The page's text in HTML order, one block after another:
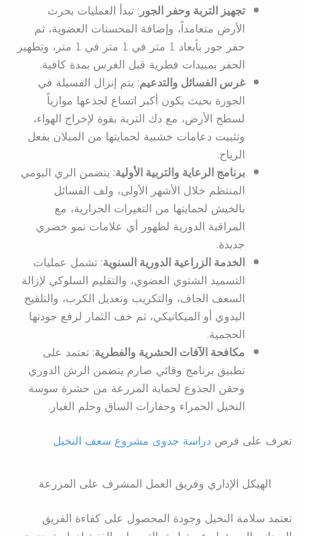
تجهيز التربة وحفر الجور: تبدأ العمليات بحرث
الأرض متعامداً، وإضافة المحسنات العضوية، ثم
حفر جور بأبعاد 1 متر في 1 متر في 1 متر، وتطهير
الحفر بمبيدات فطرية قبل الغرس بمدة كافية.
غرس الفسائل والتدعيم: يتم إنزال الفسيلة في
الجورة بحيث يكون أكبر اتساع لجذعها موازياً
لسطح الأرض، مع دك التربة بقوة لإخراج الهواء،
وتثبيت دعامات خشبية لحمايتها من الميلان بفعل
الرياح.
برنامج الرعاية والتربية الأولية: يتضمن الري اليومي
المنتظم خلال الأشهر الأولى، ولف الفسائل
بالخيش لحمايتها من التغيرات الحرارية، مع
المراقبة الدورية لظهور أي علامات نمو خضري
جديدة.
الخدمة الزراعية الدورية السنوية: تشمل عمليات
التسميد الشتوي العضوي، والتقليم السلوكي لإزالة
السعف الجاف، والتكريب وتعديل الكرب، والتلقيح
اليدوي أو الميكانيكي، ثم خف الثمار لرفع جودتها
الحجمية.
مكافحة الآفات الحشرية والفطرية: تعتمد على
تطبيق برنامج وقائي صارم يتضمن الرش الدوري
وحقن الجذوع لحماية المزرعة من حشرة سوسة
النخيل الحمراء وحفارات الساق وحلم الغبار.
تعرف على فرص دراسة جدوى مشروع سعف النخيل
الهيكل الإداري وفريق العمل المشرف على المزرعة
تعتمد سلامة النخيل وجودة المحصول على كفاءة الفريق